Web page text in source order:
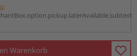
Warenkorb